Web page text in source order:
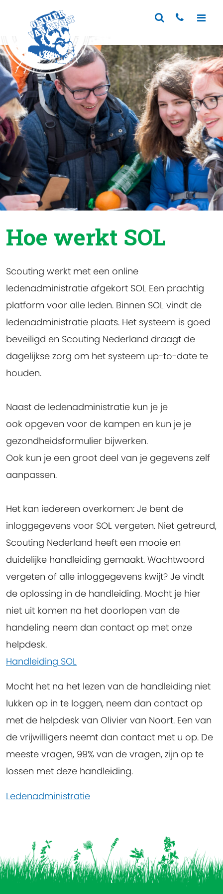
Hoe werkt SOL
Scouting werkt met een online
ledenadministratie afgekort SOL Een prachtig
platform voor alle leden. Binnen SOL vindt de
ledenadministratie plaats. Het systeem is goed
beveiligd en Scouting Nederland draagt de
dagelijkse zorg om het systeem up-to-date te
houden.
Naast de ledenadministratie kun je je
ook opgeven voor de kampen en kun je je
gezondheidsformulier bijwerken.
Ook kun je een groot deel van je gegevens zelf
aanpassen.
Het kan iedereen overkomen: Je bent de
inloggegevens voor SOL vergeten. Niet getreurd,
Scouting Nederland heeft een mooie en
duidelijke handleiding gemaakt. Wachtwoord
vergeten of alle inloggegevens kwijt? Je vindt
de oplossing in de handleiding. Mocht je hier
niet uit komen na het doorlopen van de
handeling neem dan contact op met onze
helpdesk.
Handleiding SOL
Mocht het na het lezen van de handleiding niet
lukken op in te loggen, neem dan contact op
met de helpdesk van Olivier van Noort. Een van
de vrijwilligers neemt dan contact met u op. De
meeste vragen, 99% van de vragen, zijn op te
lossen met deze handleiding.
Ledenadministratie